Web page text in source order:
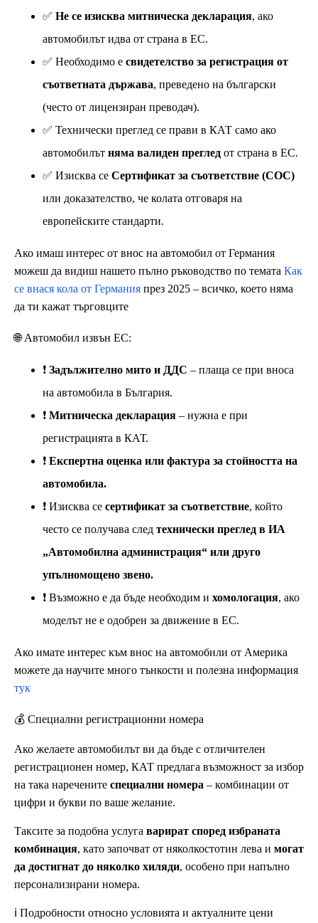
✅ Не се изисква митническа декларация, ако
автомобилът идва от страна в ЕС.
✅ Необходимо е свидетелство за регистрация от
съответната държава, преведено на български
(често от лицензиран преводач).
✅ Технически преглед се прави в КАТ само ако
автомобилът няма валиден преглед от страна в ЕС.
✅ Изисква се Сертификат за съответствие (COC)
или доказателство, че колата отговаря на
европейските стандарти.
Ако имаш интерес от внос на автомобил от Германия
можеш да видиш нашето пълно ръководство по темата Как
се внася кола от Германия през 2025 – всичко, което няма
да ти кажат търговците
🌐 Автомобил извън ЕС:
❗ Задължително мито и ДДС – плаща се при вноса
на автомобила в България.
❗ Митническа декларация – нужна е при
регистрацията в КАТ.
❗ Експертна оценка или фактура за стойността на
автомобила.
❗ Изисква се сертификат за съответствие, който
често се получава след технически преглед в ИА
„Автомобилна администрация“ или друго
упълномощено звено.
❗ Възможно е да бъде необходим и хомологация, ако
моделът не е одобрен за движение в ЕС.
Ако имате интерес към внос на автомобили от Америка
можете да научите много тънкости и полезна информация
тук
💰 Специални регистрационни номера
Ако желаете автомобилът ви да бъде с отличителен
регистрационен номер, КАТ предлага възможност за избор
на така наречените специални номера – комбинации от
цифри и букви по ваше желание.
Таксите за подобна услуга варират според избраната
комбинация, като започват от няколкостотин лева и могат
да достигнат до няколко хиляди, особено при напълно
персонализирани номера.
ℹ️ Подробности относно условията и актуалните цени